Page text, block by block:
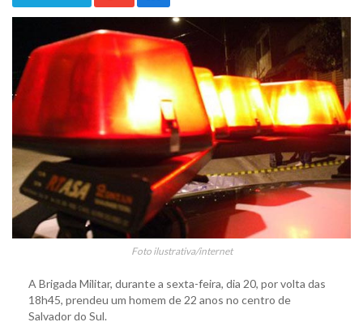
Foto ilustrativa/internet
A Brigada Militar, durante a sexta-feira, dia 20, por volta das
18h45, prendeu um homem de 22 anos no centro de
Salvador do Sul.